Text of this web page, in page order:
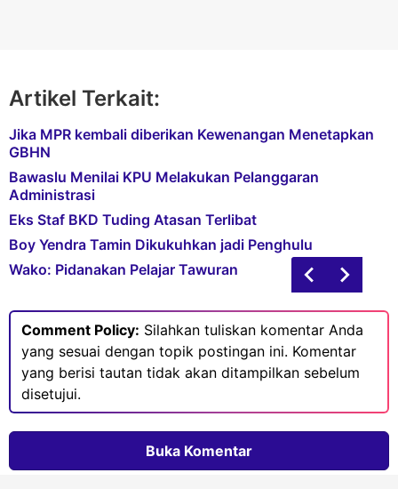
Artikel Terkait:
Jika MPR kembali diberikan Kewenangan Menetapkan
GBHN
Bawaslu Menilai KPU Melakukan Pelanggaran
Administrasi
Eks Staf BKD Tuding Atasan Terlibat
Boy Yendra Tamin Dikukuhkan jadi Penghulu
Wako: Pidanakan Pelajar Tawuran
Comment Policy: Silahkan tuliskan komentar Anda
yang sesuai dengan topik postingan ini. Komentar
yang berisi tautan tidak akan ditampilkan sebelum
disetujui.
Buka Komentar